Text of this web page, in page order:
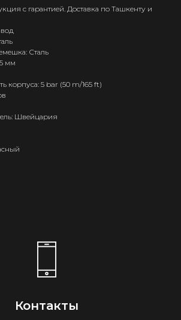
с гарантией. Доставка по Ташкенту и
Сталь
мм
корпуса: 5 bar (50 m/165 ft)
Швейцария
Контакты